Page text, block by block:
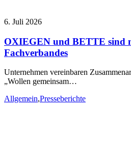
6. Juli 2026
OXIEGEN und BETTE sind
Fachverbandes
Unternehmen vereinbaren
„Wollen gemeinsam…
Allgemein,Presseberichte